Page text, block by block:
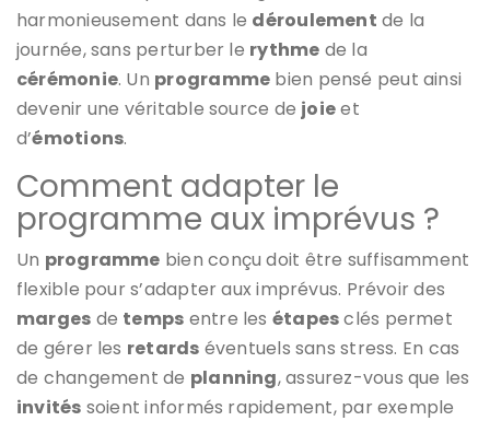
harmonieusement dans le déroulement de la
journée, sans perturber le rythme de la
cérémonie. Un programme bien pensé peut ainsi
devenir une véritable source de joieet
d’émotions.
Comment adapter le
programme aux imprévus ?
Un programme bien conçu doit être suffisamment
flexible pour s’adapter aux imprévus. Prévoir des
marges de temps entre les étapesclés permet
de gérer les retards éventuels sans stress. En cas
de changement de planning, assurez-vous que les
invités soient informés rapidement, par exemple